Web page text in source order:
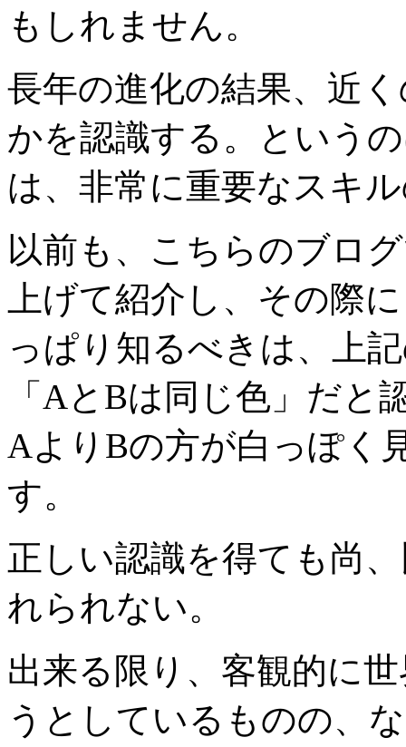
もしれません。
長年の進化の結果、近
かを認識する。という
は、非常に重要なスキ
以前も、こちらのブロ
上げて紹介し、その際
っぱり知るべきは、上
「AとBは同じ色」だと
AよりBの方が白っぽく
す。
正しい認識を得ても尚
れられない。
出来る限り、客観的に
うとしているものの、